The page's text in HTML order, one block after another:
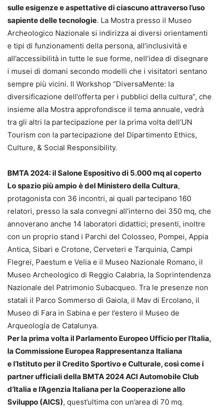
sulle esigenze e aspettative di ciascuno attraverso l’uso
sapiente delle tecnologie. La Mostra presso il Museo
Archeologico Nazionale si indirizza ai diversi orientamenti
e tipi di funzionamenti della persona, all’inclusività e
all’accessibilità in tutte le sue forme, nell’idea di disegnare
i musei di domani secondo modelli che i visitatori sentano
sempre più vicini. Il Workshop “DiversaMente: la
diversificazione dell’offerta per i pubblici della cultura”, che
insieme alla Mostra approfondisce il tema annuale, vedrà
tra gli altri la partecipazione per la prima volta dell’UN
Tourism con la partecipazione del Dipartimento Ethics,
Culture, & Social Responsibility.
BMTA 2024: il Salone Espositivo di 5.000 mq al coperto
Lo spazio più ampio è del Ministero della Cultura,
protagonista con 36 incontri, ai quali partecipano 160
relatori, presso la sala convegni all’interno dei 350 mq, che
annoverano anche 14 laboratori didattici; presenti, inoltre
con un proprio stand i Parchi del Colosseo, Pompei, Appia
Antica, Sibari e Crotone, Cerveteri e Tarquinia, Campi
Flegrei, Paestum e Velia e il Museo Nazionale Romano, il
Museo Archeologico di Reggio Calabria, la Soprintendenza
Nazionale del Patrimonio Subacqueo. Tra le presenze non
statali il Parco Sommerso di Gaiola, il Mav di Ercolano, il
Museo di Fara in Sabina e per l’estero il Museo de
Arqueología de Catalunya.
Per la prima volta il Parlamento Europeo Ufficio per l’Italia,
la Commissione Europea Rappresentanza Italiana
el’Istituto per il Credito Sportivo e Culturale, così come i
partner ufficiali della BMTA 2024 ACI Automobile Club
d’Italia e l’Agenzia Italiana per la Cooperazione allo
Sviluppo (AICS), quest’ultima con un’area di 70 mq.